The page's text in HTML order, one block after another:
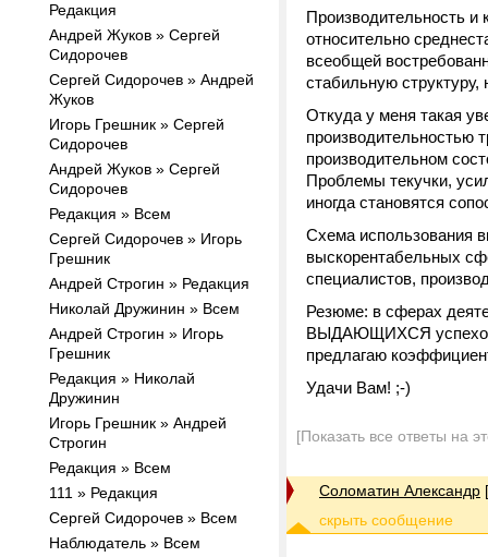
Редакция
Андрей Жуков » Сергей
Сидорочев
Сергей Сидорочев » Андрей
Жуков
Игорь Грешник » Сергей
Сидорочев
Андрей Жуков » Сергей
Сидорочев
Редакция » Всем
Сергей Сидорочев » Игорь
Грешник
Андрей Строгин » Редакция
Николай Дружинин » Всем
Андрей Строгин » Игорь
Грешник
Редакция » Николай
Дружинин
Игорь Грешник » Андрей
Строгин
Редакция » Всем
111 » Редакция
Сергей Сидорочев » Всем
Наблюдатель » Всем
Производительность
относительно
всеобщей
стабильную
Откуда у меня такая
производительностью
производительном
Проблемы текучки,
иногда становятся
Схема использования
выскорентабельных
специалистов,
Резюме: в сферах
ВЫДАЮЩИХСЯ успехов
предлагаю
Удачи Вам! ;-)
[Показать все ответы на
Соломатин Александр [